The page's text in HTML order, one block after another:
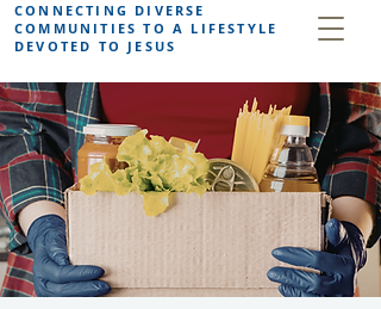
CONNECTING DIVERSE
COMMUNITIES TO A LIFESTYLE
DEVOTED TO JESUS